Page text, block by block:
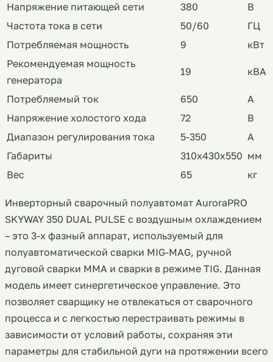
Напряжение питающей сети 380
В
Частота тока в сети
50/60
ГЦ
Потребляемая мощность
9
кВт
Рекомендуемая мощность
генератора
19 кВА
Потребляемый ток 650
А
Напряжение холостого хода
72
В
Диапазон регулирования тока
5-350
А
Габариты
310x430x550 мм
Вес
65 кг
Инверторный сварочный полуавтомат AuroraPRO
SKYWAY 350 DUAL PULSE с воздушным охлаждением
– это 3-х фазный аппарат, используемый для
полуавтоматической сварки MIG-MAG, ручной
дуговой сварки MMA и сварки в режиме TIG. Данная
модель имеет синергетическое управление. Это
позволяет сварщику не отвлекаться от сварочного
процесса и с легкостью перестраивать режимы в
зависимости от условий работы, сохраняя эти
параметры для стабильной дуги на протяжении всего